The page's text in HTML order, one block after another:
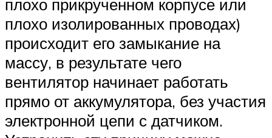
плохо прикрученном корпусе или
плохо изолированных проводах)
происходит его замыкание на
массу, в результате чего
вентилятор начинает работать
прямо от аккумулятора, без участия
электронной цепи с датчиком.